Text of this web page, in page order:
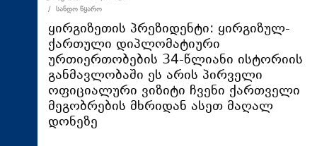
ეკონომიკა
მსოფლიო
ჯანდაცვა
საზოგადოება
სამართალი
თავდაცვა
/ სანდო წყარო
ყირგიზეთის პრეზიდენტი: ყირგიზულ-
ქართული დიპლომატიური
ურთიერთობების 34-წლიანი ისტორიის
განმავლობაში ეს არის პირველი
ოფიციალური ვიზიტი ჩვენი ქართველი
მეგობრების მხრიდან ასეთ მაღალ
დონეზე